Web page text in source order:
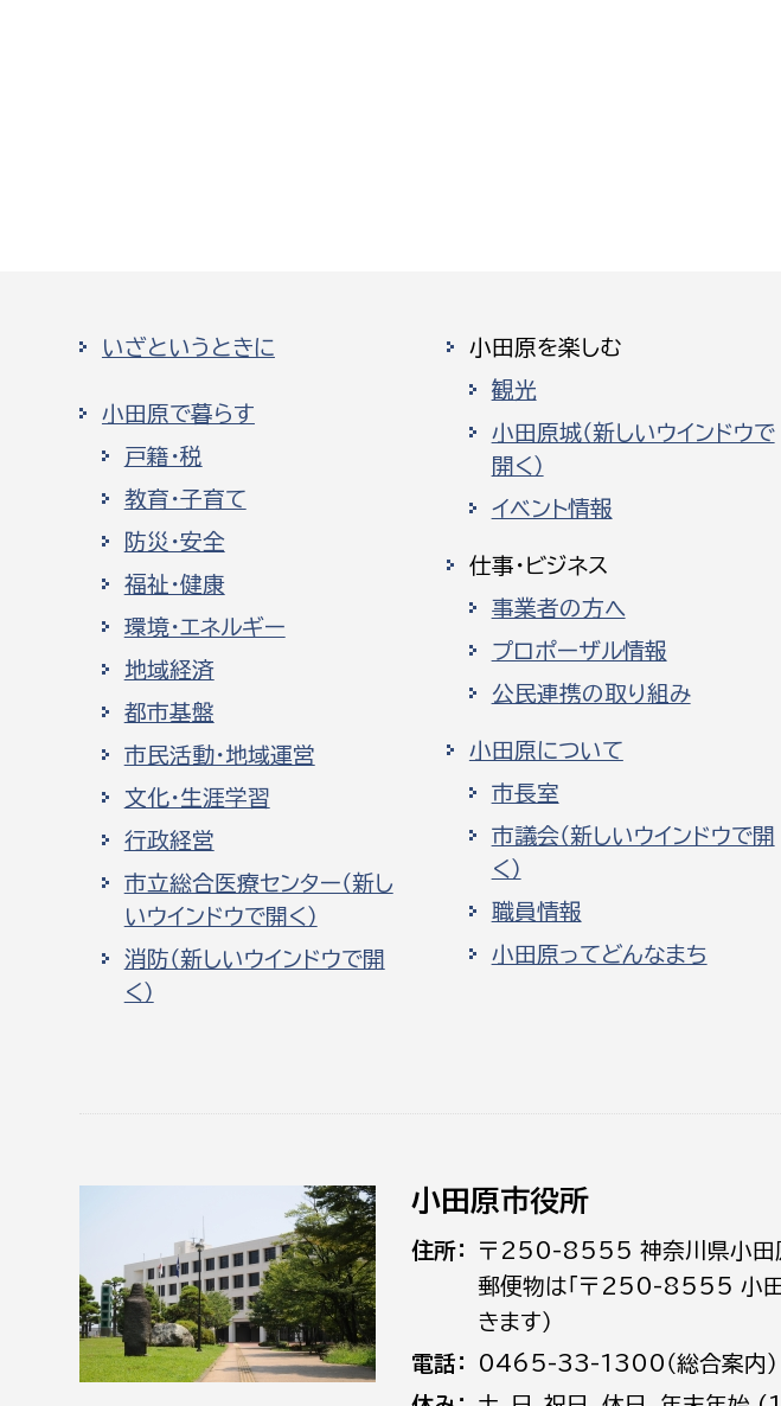
いざというときに
小田原で暮らす
戸籍・税
教育・子育て
防災・安全
福祉・健康
環境・エネルギー
地域経済
都市基盤
市民活動・地域運営
文化・生涯学習
行政経営
市立総合医療センター（新し
いウインドウで開く）
消防（新しいウインドウで開
く）
小田原を楽しむ
観光
小田原城（新しいウインドウで
開く）
イベント情報
仕事・ビジネス
事業者の方へ
プロポーザル情報
公民連携の取り組み
小田原について
市長室
市議会（新しいウインドウで開
く）
職員情報
小田原ってどんなまち
小田原市役所
住所
〒250-8555 神奈川県小田
郵便物は「〒250-8555 小田
きます）
電話
0465-33-1300（総合案内）